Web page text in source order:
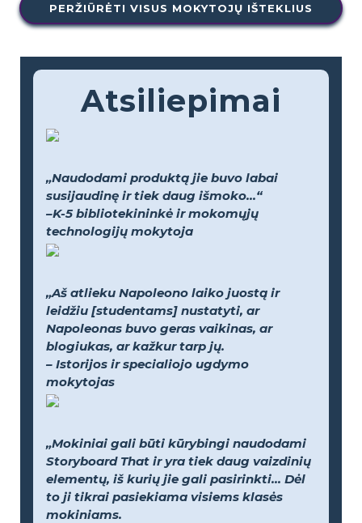
PERŽIŪRĖTI VISUS MOKYTOJŲ IŠTEKLIUS
Atsiliepimai
„Naudodami produktą jie buvo labai
susijaudinę ir tiek daug išmoko...“
–K-5 bibliotekininkė ir mokomųjų
technologijų mokytoja
„Aš atlieku Napoleono laiko juostą ir
leidžiu [studentams] nustatyti, ar
Napoleonas buvo geras vaikinas, ar
blogiukas, ar kažkur tarp jų.
– Istorijos ir specialiojo ugdymo
mokytojas
„Mokiniai gali būti kūrybingi naudodami
Storyboard That ir yra tiek daug vaizdinių
elementų, iš kurių jie gali pasirinkti... Dėl
to ji tikrai pasiekiama visiems klasės
mokiniams.